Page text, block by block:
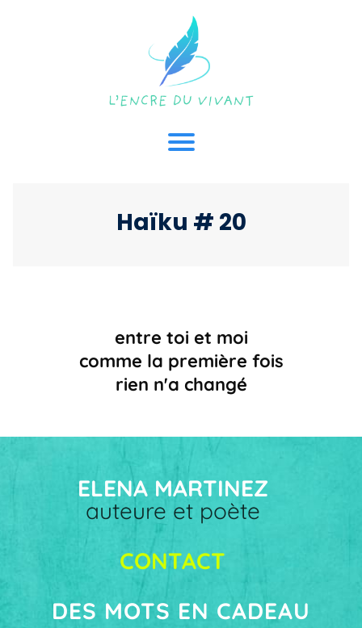
Haïku # 20
entre toi et moi
comme la première fois
rien n'a changé
ELENA MARTINEZ
auteure et poète
CONTACT
DES MOTS EN CADEAU